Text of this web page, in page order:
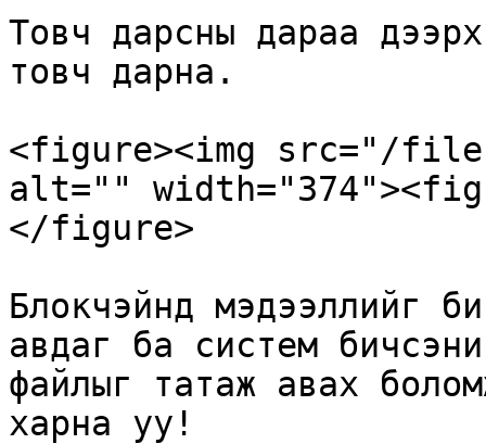
Товч дарсны дараа
товч дарна.
<figure><img src="/
alt=""
</figure>
Блокчэйнд мэдээллийг
авдаг ба систем
файлыг татаж авах
харна уу!